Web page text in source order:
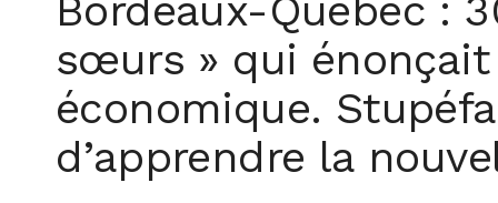
Bordeaux-Québec :
sœurs » qui
économique.
d’apprendre la